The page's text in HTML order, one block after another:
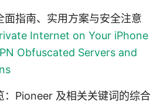
指南、实用方案与安全注意
Internet on Your iPhone
Obfuscated Servers and
：Pioneer 及相关关键词的综合